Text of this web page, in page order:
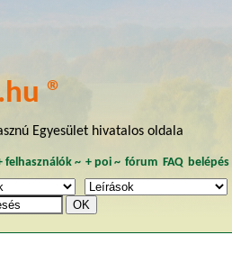
®
Egyesület hivatalos oldala
felhasználók~ + poi~ fórum FAQ belépés